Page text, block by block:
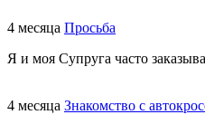
4 месяца Просьба
Я и моя Супруга часто
4 месяца Знакомство с